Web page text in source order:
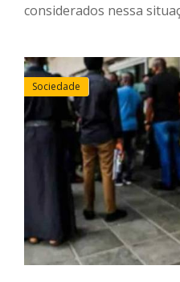
considerados nessa
Sociedade